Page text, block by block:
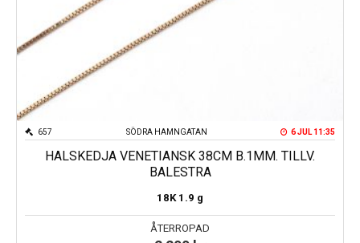
SÖDRA HAMNGATAN
657 6 JUL 11:35
HALSKEDJA VENETIANSK 38CM B.1MM. TILLV.
BALESTRA
18K 1.9 g
ÅTERROPAD